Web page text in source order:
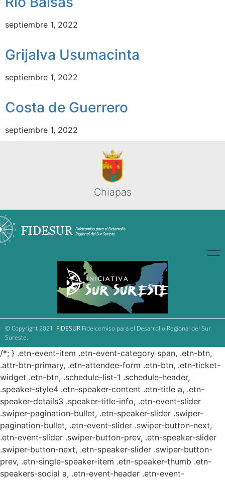
septiembre 1, 2022
Grijalva Usumacinta
septiembre 1, 2022
Costa de Guerrero
septiembre 1, 2022
Chiapas
© Copyright 2021. FIDESUR Fideicomiso para el Desarrollo Regional del Sur
Sureste.
/*; } .etn-event-item .etn-event-category span, .etn-btn,
.attr-btn-primary, .etn-attendee-form .etn-btn, .etn-ticket-
widget .etn-btn, .schedule-list-1 .schedule-header,
.speaker-style4 .etn-speaker-content .etn-title a, .etn-
speaker-details3 .speaker-title-info, .etn-event-slider
.swiper-pagination-bullet, .etn-speaker-slider .swiper-
pagination-bullet, .etn-event-slider .swiper-button-next,
.etn-event-slider .swiper-button-prev, .etn-speaker-slider
.swiper-button-next, .etn-speaker-slider .swiper-button-
prev, .etn-single-speaker-item .etn-speaker-thumb .etn-
speakers-social a, .etn-event-header .etn-event-